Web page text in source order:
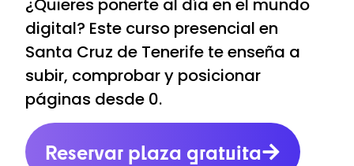
¿Quieres ponerte al día en el mundo
digital? Este curso presencial en
Santa Cruz de Tenerife te enseña a
subir, comprobar y posicionar
páginas desde 0.
Reservar plaza gratuita